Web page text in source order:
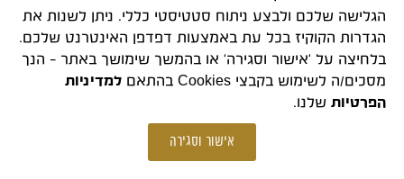
להצעות מחיר
הגלישה שלכם ולבצע ניתוח סטטיסטי כללי. ניתן לשנות את
הגדרות הקוקיז בכל עת באמצעות דפדפן האינטרנט שלכם.
בלחיצה על 'אישור וסגירה' או בהמשך שימושך באתר – הנך
מסכים/ה לשימוש בקבצי Cookies בהתאם
למדיניות
הפרטיות שלנו.
אישור וסגירה